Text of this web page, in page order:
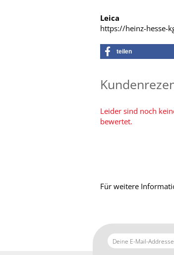
Leica
https://heinz-hesse-
teilen
Leider sind noch
bewertet.
Für weitere
Deine
E-